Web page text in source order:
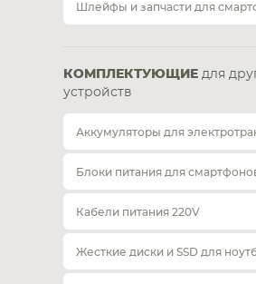
Шлейфы и запчасти для
КОМПЛЕКТУЮЩИЕ для
устройств
Аккумуляторы для
Блоки питания для
Кабели питания 220V
Жесткие диски и SSD для